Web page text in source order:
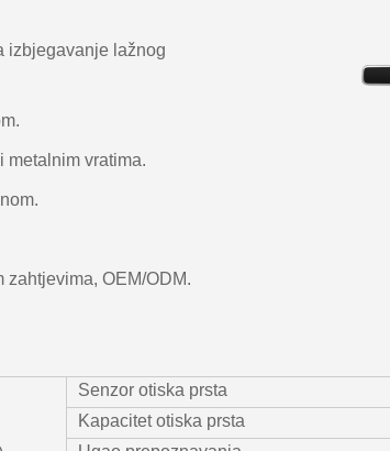
izbjegavanje lažnog
metalnim vratima.
OEM/ODM.
Senzor otiska prsta
Kapacitet otiska prsta